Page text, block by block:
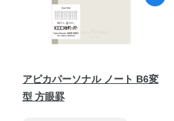
アピカパーソナル ノート B6変
型 方眼罫